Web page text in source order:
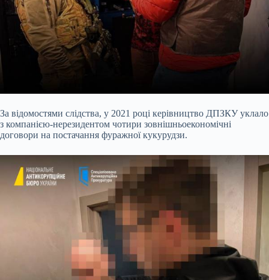
За відомостями слідства, у 2021 році керівництво ДПЗКУ уклало
з компанією-нерезидентом чотири зовнішньоекономічні
договори на постачання фуражної кукурудзи.